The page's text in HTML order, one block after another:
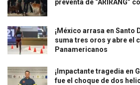
preventa de “ARIRANG”
¡México arrasa en Santo
suma tres oros y abre el
Panamericanos
¡Impactante tragedia en
fue el choque de dos